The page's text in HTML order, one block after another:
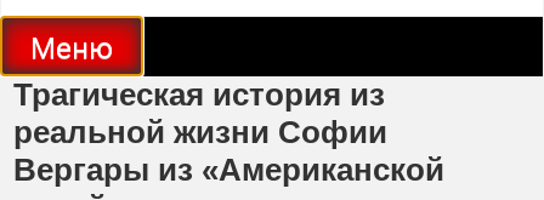
Меню
Трагическая история из
реальной жизни Софии
Вергары из «Американской